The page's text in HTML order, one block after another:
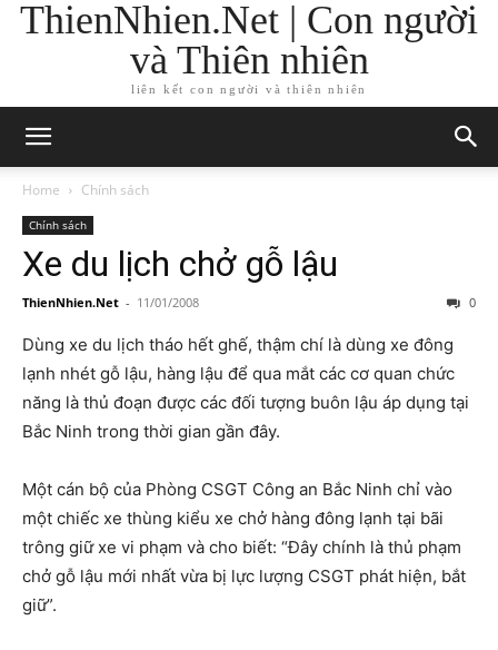
ThienNhien.Net | Con người
và Thiên nhiên
liên kết con người và thiên nhiên
Home Chính sách
Chính sách
Xe du lịch chở gỗ lậu
ThienNhien.Net - 11/01/2008 0
Dùng xe du lịch tháo hết ghế, thậm chí là dùng xe đông
lạnh nhét gỗ lậu, hàng lậu để qua mắt các cơ quan chức
năng là thủ đoạn được các đối tượng buôn lậu áp dụng tại
Bắc Ninh trong thời gian gần đây.
Một cán bộ của Phòng CSGT Công an Bắc Ninh chỉ vào
một chiếc xe thùng kiểu xe chở hàng đông lạnh tại bãi
trông giữ xe vi phạm và cho biết: “Đây chính là thủ phạm
chở gỗ lậu mới nhất vừa bị lực lượng CSGT phát hiện, bắt
giữ”.